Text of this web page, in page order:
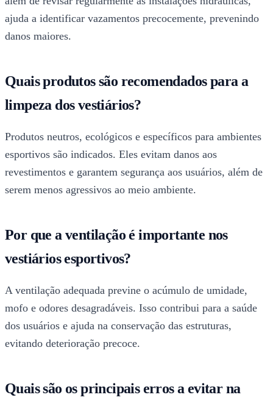
ajuda a identificar vazamentos precocemente, prevenindo
danos maiores.
Quais produtos são recomendados para a
limpeza dos vestiários?
Produtos neutros, ecológicos e específicos para ambientes
esportivos são indicados. Eles evitam danos aos
revestimentos e garantem segurança aos usuários, além de
serem menos agressivos ao meio ambiente.
Por que a ventilação é importante nos
vestiários esportivos?
A ventilação adequada previne o acúmulo de umidade,
mofo e odores desagradáveis. Isso contribui para a saúde
dos usuários e ajuda na conservação das estruturas,
evitando deterioração precoce.
Quais são os principais erros a evitar na